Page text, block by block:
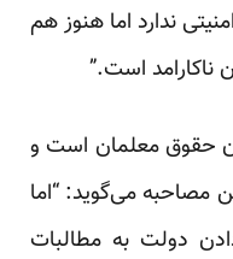
ندارد اما هنوز هم
ناکار‌امد است.”
حقوق معلمان است و
مصاحبه می‌گوید: “اما
دولت به مطالبات